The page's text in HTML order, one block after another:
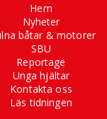
Hem
Nyheter
båtar & motorer
SBU
Reportage
Unga hjältar
Kontakta oss
Läs tidningen